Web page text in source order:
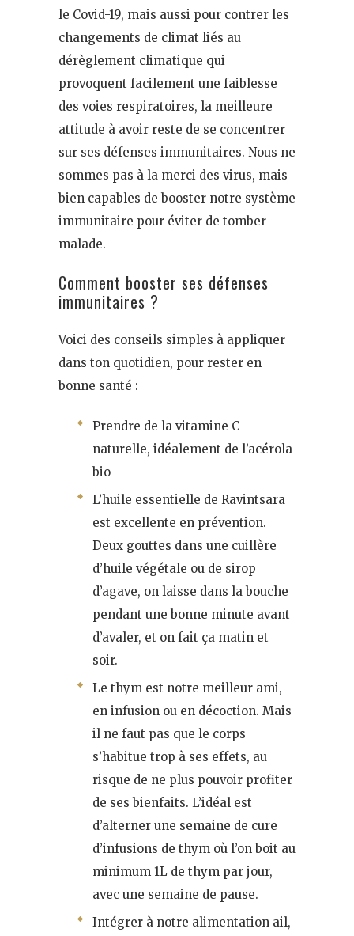
le Covid-19, mais aussi pour contrer les
changements de climat liés au
dérèglement climatique qui
provoquent facilement une faiblesse
des voies respiratoires, la meilleure
attitude à avoir reste de se concentrer
sur ses défenses immunitaires. Nous ne
sommes pas à la merci des virus, mais
bien capables de booster notre système
immunitaire pour éviter de tomber
malade.
Comment booster ses défenses
immunitaires ?
Voici des conseils simples à appliquer
dans ton quotidien, pour rester en
bonne santé :
Prendre de la vitamine C
naturelle, idéalement de l’acérola
bio
L’huile essentielle de Ravintsara
est excellente en prévention.
Deux gouttes dans une cuillère
d’huile végétale ou de sirop
d’agave, on laisse dans la bouche
pendant une bonne minute avant
d’avaler, et on fait ça matin et
soir.
Le thym est notre meilleur ami,
en infusion ou en décoction. Mais
il ne faut pas que le corps
s’habitue trop à ses effets, au
risque de ne plus pouvoir profiter
de ses bienfaits. L’idéal est
d’alterner une semaine de cure
d’infusions de thym où l’on boit au
minimum 1L de thym par jour,
avec une semaine de pause.
Intégrer à notre alimentation ail,